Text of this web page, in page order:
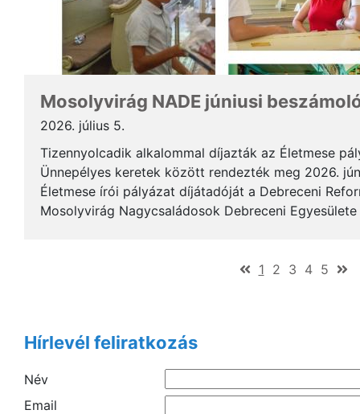
Mosolyvirág NADE júniusi
2026. július 5.
Tizennyolcadik alkalommal díjazták az Életmese
Ünnepélyes keretek között rendezték meg 2026.
Életmese írói pályázat díjátadóját a Debreceni
Mosolyvirág Nagycsaládosok Debreceni
1(current)
2 3 4 5
Hírlevél feliratkozás
Név
Email